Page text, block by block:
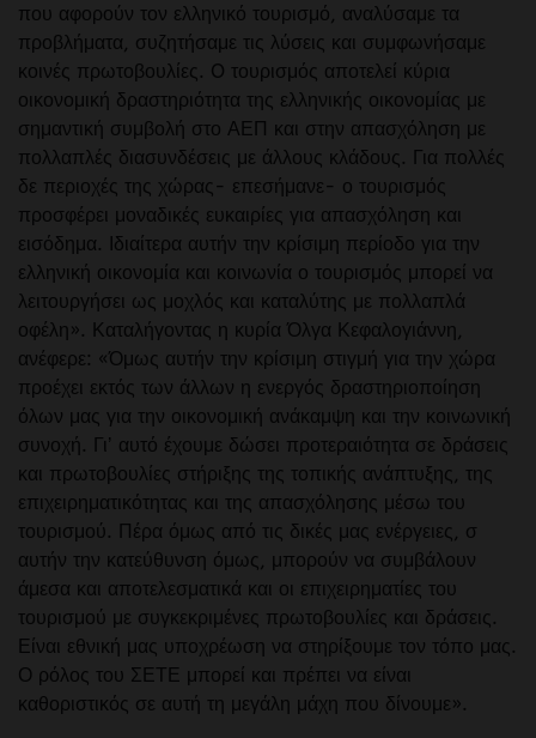
που αφορούν τον ελληνικό τουρισμό, αναλύσαμε τα
προβλήματα, συζητήσαμε τις λύσεις και συμφωνήσαμε
κοινές πρωτοβουλίες. O τουρισμός αποτελεί κύρια
οικονομική δραστηριότητα της ελληνικής οικονομίας με
σημαντική συμβολή στο ΑΕΠ και στην απασχόληση με
πολλαπλές διασυνδέσεις με άλλους κλάδους. Για πολλές
δε περιοχές της χώρας- επεσήμανε- ο τουρισμός
προσφέρει μοναδικές ευκαιρίες για απασχόληση και
εισόδημα. Ιδιαίτερα αυτήν την κρίσιμη περίοδο για την
ελληνική οικονομία και κοινωνία ο τουρισμός μπορεί να
λειτουργήσει ως μοχλός και καταλύτης με πολλαπλά
οφέλη». Καταλήγοντας η κυρία Όλγα Κεφαλογιάννη,
ανέφερε: «Όμως αυτήν την κρίσιμη στιγμή για την χώρα
προέχει εκτός των άλλων η ενεργός δραστηριοποίηση
όλων μας για την οικονομική ανάκαμψη και την κοινωνική
συνοχή. Γιʼ αυτό έχουμε δώσει προτεραιότητα σε δράσεις
και πρωτοβουλίες στήριξης της τοπικής ανάπτυξης, της
επιχειρηματικότητας και της απασχόλησης μέσω του
τουρισμού. Πέρα όμως από τις δικές μας ενέργειες, σ
αυτήν την κατεύθυνση όμως, μπορούν να συμβάλουν
άμεσα και αποτελεσματικά και οι επιχειρηματίες του
τουρισμού με συγκεκριμένες πρωτοβουλίες και δράσεις.
Είναι εθνική μας υποχρέωση να στηρίξουμε τον τόπο μας.
Ο ρόλος του ΣΕΤΕ μπορεί και πρέπει να είναι
καθοριστικός σε αυτή τη μεγάλη μάχη που δίνουμε».